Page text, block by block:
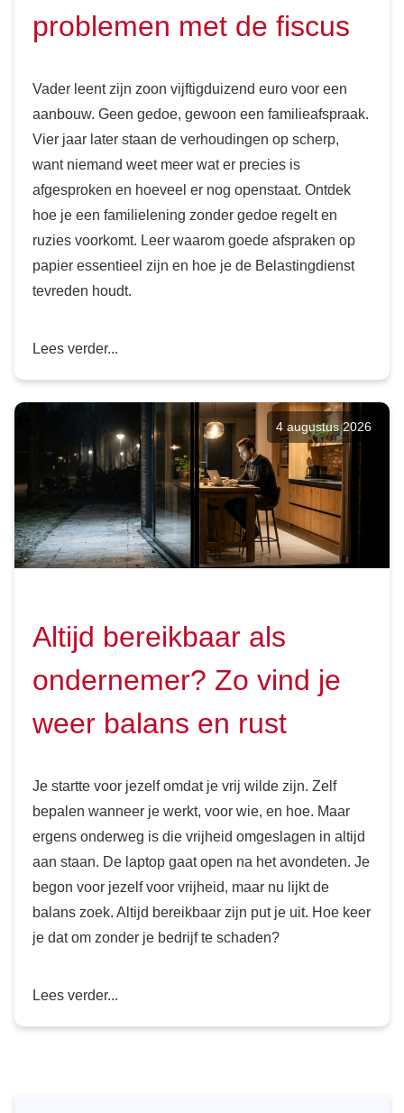
problemen met de fiscus
Vader leent zijn zoon vijftigduizend euro voor een
aanbouw. Geen gedoe, gewoon een familieafspraak.
Vier jaar later staan de verhoudingen op scherp,
want niemand weet meer wat er precies is
afgesproken en hoeveel er nog openstaat. Ontdek
hoe je een familielening zonder gedoe regelt en
ruzies voorkomt. Leer waarom goede afspraken op
papier essentieel zijn en hoe je de Belastingdienst
tevreden houdt.
Lees verder...
4 augustus 2026
Altijd bereikbaar als
ondernemer? Zo vind je
weer balans en rust
Je startte voor jezelf omdat je vrij wilde zijn. Zelf
bepalen wanneer je werkt, voor wie, en hoe. Maar
ergens onderweg is die vrijheid omgeslagen in altijd
aan staan. De laptop gaat open na het avondeten. Je
begon voor jezelf voor vrijheid, maar nu lijkt de
balans zoek. Altijd bereikbaar zijn put je uit. Hoe keer
je dat om zonder je bedrijf te schaden?
Lees verder...